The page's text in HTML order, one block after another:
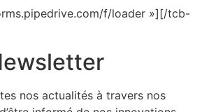
f/loader »][/tcb-
nos actualités à travers nos